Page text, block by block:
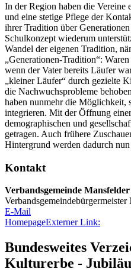
In der Region haben die Vereine
und eine stetige Pflege der
ihrer Tradition über
Schulkonzept wiederum
Wandel der eigenen Tradition,
„Generationen-Tradition“:
wenn der Vater bereits Läufer
„kleiner Läufer“ durch gezielte
die Nachwuchsprobleme
haben nunmehr die Möglichkeit,
integrieren. Mit der Öffnung
demographischen und
getragen. Auch frühere
Hintergrund werden dadurch
Kontakt
Verbandsgemeinde
E-Mail
HomepageExterner Link:
Bundesweites
Kulturerbe -